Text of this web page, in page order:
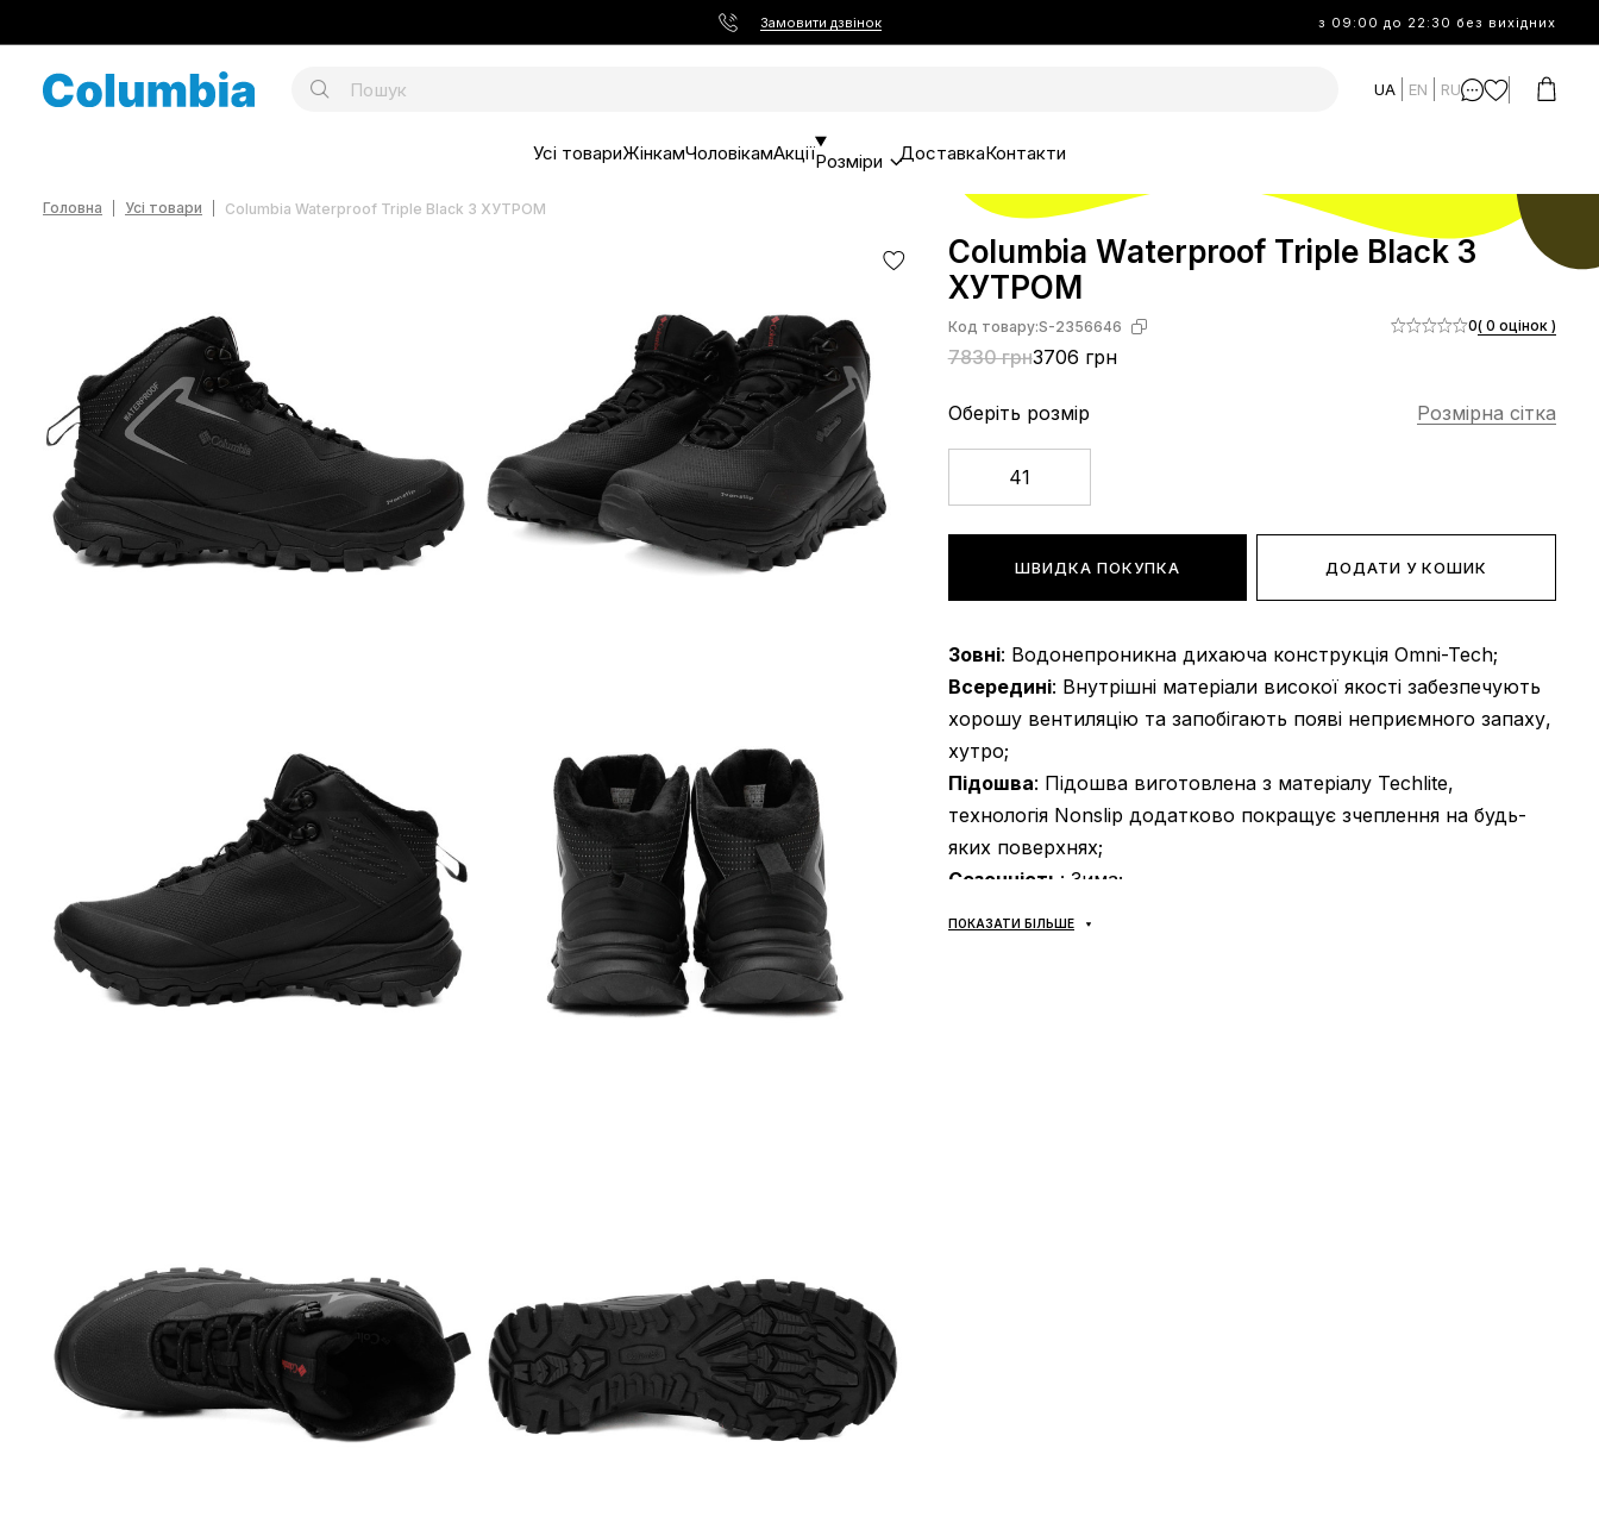
Замовити дзвінок з 09:00 до 22:30 без вихідних
UA EN RU
Усі товариЖінкамЧоловікамАкціїРозміри ДоставкаКонтакти
Головна Усі товари Columbia Waterproof Triple Black З ХУТРОМ
Columbia Waterproof Triple Black З
ХУТРОМ
Код товару:S-2356646
7830 грн3706 грн
0( 0 оцінок )
Оберіть розмір Розмірна сітка
41
ШВИДКА ПОКУПКА ДОДАТИ У КОШИК
Зовні: Водонепроникна дихаюча конструкція Omni-Tech;
Всередині: Внутрішні матеріали високої якості забезпечують
хорошу вентиляцію та запобігають появі неприємного запаху,
хутро;
Підошва: Підошва виготовлена з матеріалу Techlite,
технологія Nonslip додатково покращує зчеплення на будь-
яких поверхнях;
Сезонність : Зима;
ПОКАЗАТИ БІЛЬШЕ